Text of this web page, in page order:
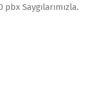
Saygılarımızla.